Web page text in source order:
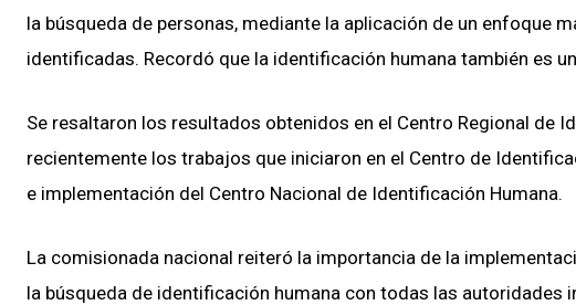
la búsqueda de personas, mediante la aplicación de un enfoque
identificadas. Recordó que la identificación humana también es
Se resaltaron los resultados obtenidos en el Centro Regional de
recientemente los trabajos que iniciaron en el Centro de
e implementación del Centro Nacional de Identificación Humana.
La comisionada nacional reiteró la importancia de la
la búsqueda de identificación humana con todas las